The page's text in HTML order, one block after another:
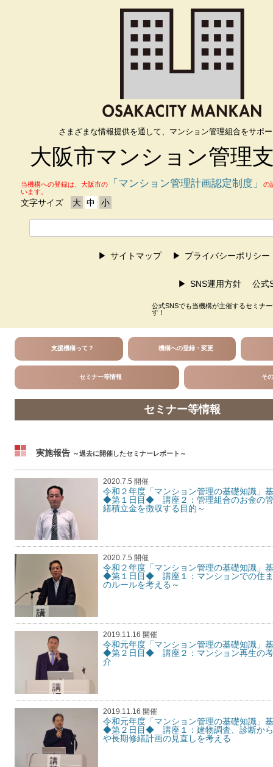
さまざまな情報提供を通して、マンション管理組合をサポ
大阪市マンション管理
当機構への登録は、大阪市の 「マンション管理計画認定制度」
の
います。
文字サイズ 大 中 小
サイトマップ プライバシーポリシー
SNS運用方針 公式
公式SNSでも当機構が主催するセミナ
す！
支援機構って？ 機構への登録・変更
セミナー等情報 そ
セミナー等情報
実施報告 ～過去に開催したセミナーレポート～
2020.7.5 開催
令和２年度「マンション管理の基礎知識」
◆第１日目◆ 講座２：管理組合のお金の管
繕積立金を徴収する目的～
2020.7.5 開催
令和２年度「マンション管理の基礎知識」
◆第１日目◆ 講座１：マンションでの住ま
のルールを考える～
2019.11.16 開催
令和元年度「マンション管理の基礎知識
◆第２日目◆ 講座２：マンション再生の考
介
2019.11.16 開催
令和元年度「マンション管理の基礎知識
◆第２日目◆ 講座１：建物調査、診断から
や長期修繕計画の見直しを考える